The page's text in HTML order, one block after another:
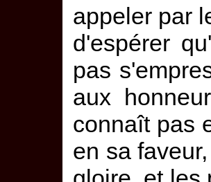
appeler par
d'espérer
pas
aux
connaît pas
en sa